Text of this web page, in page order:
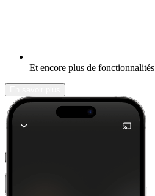
Et encore plus de fonctionnalités